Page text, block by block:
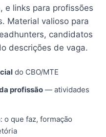
e links para profissões
Material valioso para
candidatos
descrições de vaga.
do CBO/MTE
profissão — atividades
: o que faz, formação